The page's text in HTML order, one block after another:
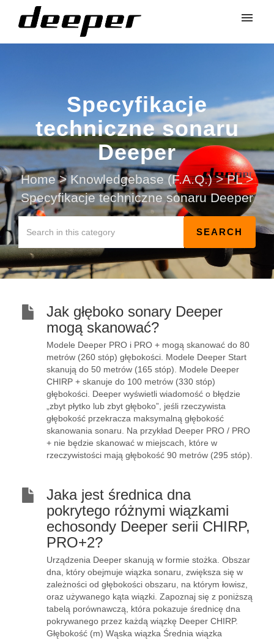
Specyfikacje
techniczne sonaru
Deeper
Home > Knowledgebase (F.A.Q.) > PL >
Specyfikacje techniczne sonaru Deeper
Jak głęboko sonary Deeper
mogą skanować?
Modele Deeper PRO i PRO + mogą skanować do 80
metrów (260 stóp) głębokości. Modele Deeper Start
skanują do 50 metrów (165 stóp). Modele Deeper
CHIRP + skanuje do 100 metrów (330 stóp)
głębokości. Deeper wyświetli wiadomość o błędzie
„zbyt płytko lub zbyt głęboko”, jeśli rzeczywista
głębokość przekracza maksymalną głębokość
skanowania sonaru. Na przykład Deeper PRO / PRO
+ nie będzie skanować w miejscach, które w
rzeczywistości mają głębokość 90 metrów (295 stóp).
Jaka jest średnica dna
pokrytego różnymi wiązkami
echosondy Deeper serii CHIRP,
PRO+2?
Urządzenia Deeper skanują w formie stożka. Obszar
dna, który obejmuje wiązka sonaru, zwiększa się w
zależności od głębokości obszaru, na którym łowisz,
oraz używanego kąta wiązki. Zapoznaj się z poniższą
tabelą porównawczą, która pokazuje średnicę dna
pokrywanego przez każdą wiązkę Deeper CHIRP.
Głębokość (m) Wąska wiązka Średnia wiązka